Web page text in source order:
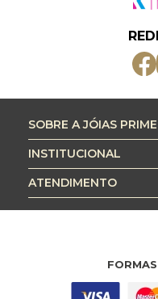
SOBRE A JÓIAS PRIME
INSTITUCIONAL
ATENDIMENTO